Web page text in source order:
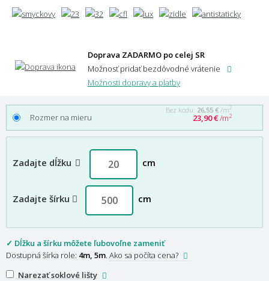
Doprava ZADARMO po celej SR
Možnosť pridať bezdôvodné vrátenie
Možnosti dopravy a platby
Rozmer na mieru
Bez kódu: 26,55 € /m2
23,90 €/m2
Zadajte dĺžku cm
Zadajte šírku cm
✓ Dĺžku a šírku môžete ľubovoľne zameniť
Dostupná šírka role: 4m, 5m Ako sa počíta cena?
Narezať soklové lišty